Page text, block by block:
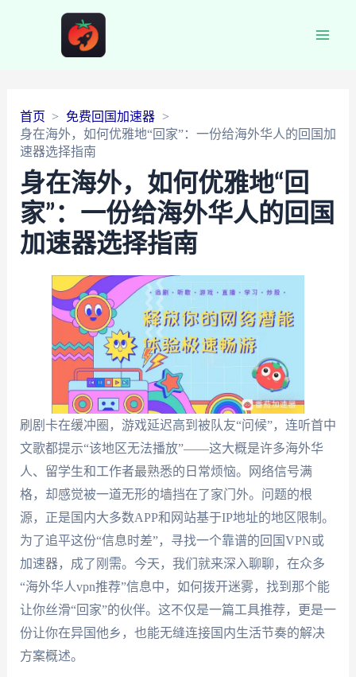
首页
免费回国加速器
身在海外，如何优雅地“回家”：一份给海外华人的回国加
速器选择指南
身在海外，如何优雅地“回
家”：一份给海外华人的回国
加速器选择指南
刷剧卡在缓冲圈，游戏延迟高到被队友“问候”，连听首中
文歌都提示“该地区无法播放”——这大概是许多海外华
人、留学生和工作者最熟悉的日常烦恼。网络信号满
格，却感觉被一道无形的墙挡在了家门外。问题的根
源，正是国内大多数APP和网站基于IP地址的地区限制。
为了追平这份“信息时差”，寻找一个靠谱的回国VPN或
加速器，成了刚需。今天，我们就来深入聊聊，在众多
“海外华人vpn推荐”信息中，如何拨开迷雾，找到那个能
让你丝滑“回家”的伙伴。这不仅是一篇工具推荐，更是一
份让你在异国他乡，也能无缝连接国内生活节奏的解决
方案概述。